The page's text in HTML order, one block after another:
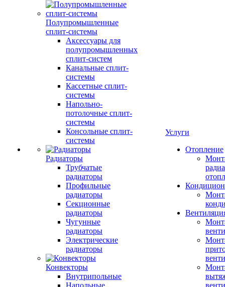
Полупромышленные
сплит-системы
Аксессуары для
полупромышленных
сплит-систем
Канальные сплит-
системы
Кассетные сплит-
системы
Напольно-
потолочные сплит-
системы
Консольные сплит-
системы
Радиаторы
Трубчатые
радиаторы
Профильные
радиаторы
Секционные
радиаторы
Чугунные
радиаторы
Электрические
радиаторы
Конвекторы
Внутрипольные
Напольные
Услуги
Отопление